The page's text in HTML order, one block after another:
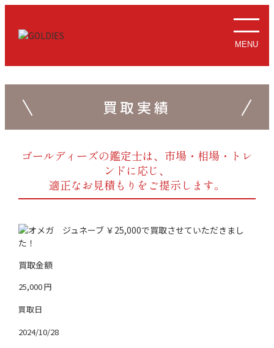
MENU
買取実績
ゴールディーズの鑑定士は、市場・相場・トレ
ンドに応じ、
適正なお見積もりをご提示します。
買取金額
25,000円
買取日
2024/10/28